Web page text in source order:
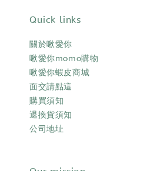
Quick links
關於啾愛你
啾愛你momo購物
啾愛你蝦皮商城
面交請點這
購買須知
退換貨須知
公司地址